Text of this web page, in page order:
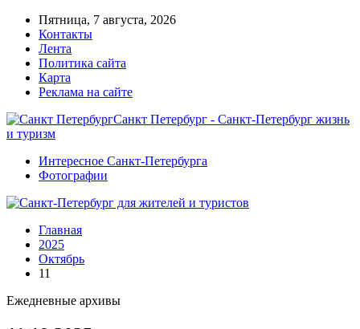
Пятница, 7 августа, 2026
Контакты
Лента
Политика сайта
Карта
Реклама на сайте
Санкт Петербург - Санкт-Петербург жизнь
и туризм
Интересное Санкт-Петербурга
Фотографии
Главная
2025
Октябрь
11
Ежедневные архивы